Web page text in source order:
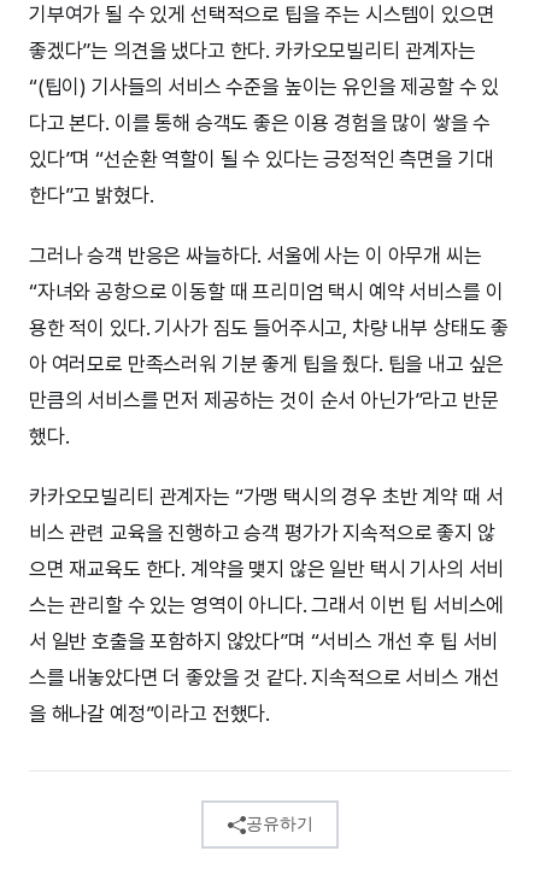
기부여가 될 수 있게 선택적으로 팁을 주는 시스템이 있으면
좋겠다”는 의견을 냈다고 한다. 카카오모빌리티 관계자는
“(팁이) 기사들의 서비스 수준을 높이는 유인을 제공할 수 있
다고 본다. 이를 통해 승객도 좋은 이용 경험을 많이 쌓을 수
있다”며 “선순환 역할이 될 수 있다는 긍정적인 측면을 기대
한다”고 밝혔다.
그러나 승객 반응은 싸늘하다. 서울에 사는 이 아무개 씨는
“자녀와 공항으로 이동할 때 프리미엄 택시 예약 서비스를 이
용한 적이 있다. 기사가 짐도 들어주시고, 차량 내부 상태도 좋
아 여러모로 만족스러워 기분 좋게 팁을 줬다. 팁을 내고 싶은
만큼의 서비스를 먼저 제공하는 것이 순서 아닌가”라고 반문
했다.
카카오모빌리티 관계자는 “가맹 택시의 경우 초반 계약 때 서
비스 관련 교육을 진행하고 승객 평가가 지속적으로 좋지 않
으면 재교육도 한다. 계약을 맺지 않은 일반 택시 기사의 서비
스는 관리할 수 있는 영역이 아니다. 그래서 이번 팁 서비스에
서 일반 호출을 포함하지 않았다”며 “서비스 개선 후 팁 서비
스를 내놓았다면 더 좋았을 것 같다. 지속적으로 서비스 개선
을 해나갈 예정”이라고 전했다.
공유하기